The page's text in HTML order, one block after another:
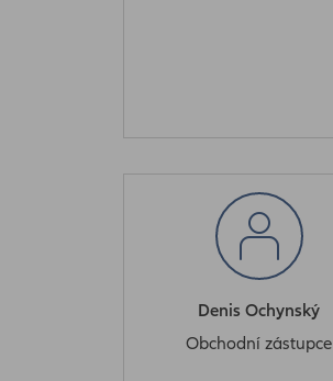
Denis Ochynský
Obchodní zástupce